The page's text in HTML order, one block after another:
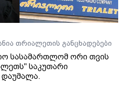
თრიალეთის განცხადებები
სასამართლომ ორი თვის
საკუთარი
დაუმალა.